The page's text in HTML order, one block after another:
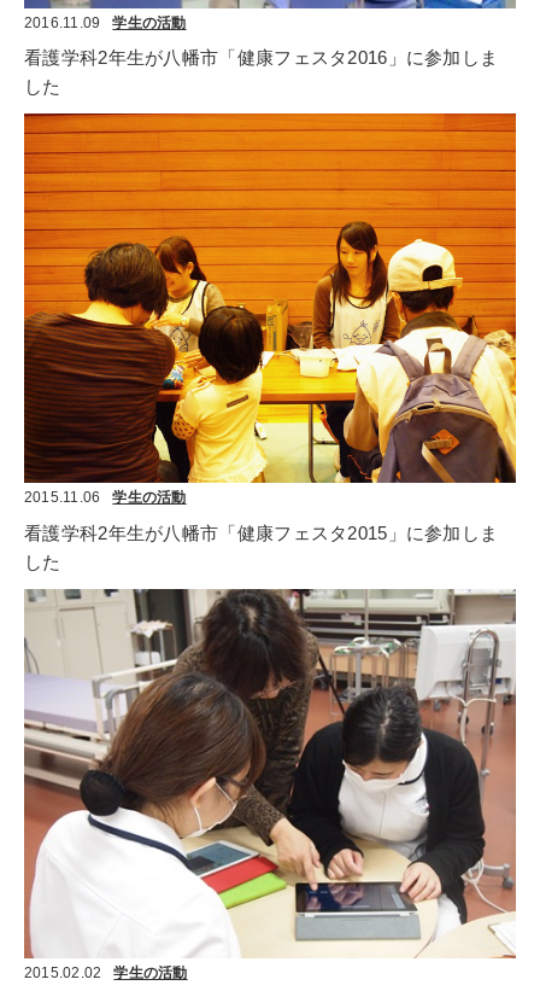
2016.11.09 学生の活動
看護学科2年生が八幡市「健康フェスタ2016」に参加しま
した
2015.11.06 学生の活動
看護学科2年生が八幡市「健康フェスタ2015」に参加しま
した
2015.02.02 学生の活動